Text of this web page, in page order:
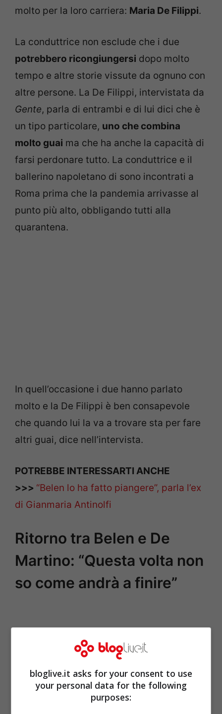
molto per la loro carriera: Maria De Filippi.
La conduttrice non esclude che i due
potrebbero ricongiungersi dopo molto
tempo e altre storie vissute da ognuno con
altre persone. La De Filippi, intervistata da
Gente, parla di entrambi e di lui dici che è
un tipo particolare, uno che combina
molto guai ma che ha anche la capacità di
farsi perdonare tutto. La conduttrice e il
ballerino napoletano di sono incontrati a
Roma prima che la pandemia arrivasse al
punto più alto, obbligando tutti alla
quarantena.
In quell’occasione i due hanno parlato
molto e la De Filippi è ben consapevole
che quando lui la va a trovare sta per fare
altri guai, dice nell’intervista.
POTREBBE INTERESSARTI ANCHE
>>> “Belen lo ha fatto piangere”, parla l’ex
di Gianmaria Antinolfi
Ritorno tra Belen e De
Martino: “Questa volta non
so come andrà a finire”
bloglive.it asks for your consent to use
your personal data for the following
purposes: